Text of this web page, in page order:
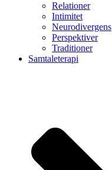
Relationer
Intimitet
Neurodivergens
Perspektiver
Traditioner
Samtaleterapi